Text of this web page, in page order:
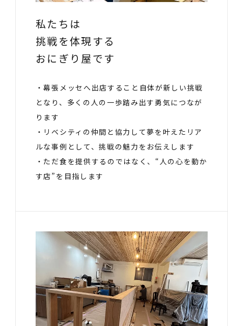
私たちは
挑戦を体現する
おにぎり屋です
・幕張メッセへ出店すること自体が新しい挑戦
となり、多くの人の一歩踏み出す勇気につなが
ります
・リベシティの仲間と協力して夢を叶えたリア
ルな事例として、挑戦の魅力をお伝えします
・ただ食を提供するのではなく、“人の心を動か
す店”を目指します